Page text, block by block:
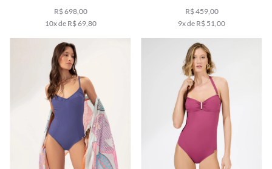
R$ 698,00
10x de R$ 69,80
R$ 459,00
9x de R$ 51,00